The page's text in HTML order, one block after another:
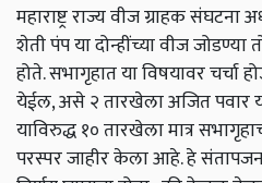
महाराष्ट्र राज्य वीज ग्राहक संघटना
शेती पंप या दोन्हींच्या वीज
होते. सभागृहात या विषयावर चर्चा
येईल,असे २ तारखेला अजित पवार
याविरुद्ध १० तारखेला मात्र
परस्पर जाहीर केला आहे. हे